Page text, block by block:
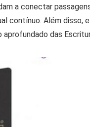
a conectar
contínuo. Além disso,
das